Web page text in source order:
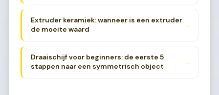
Extruder keramiek: wanneer is een extruder
de moeite waard
→
Draaischijf voor beginners: de eerste 5
stappen naar een symmetrisch object
→